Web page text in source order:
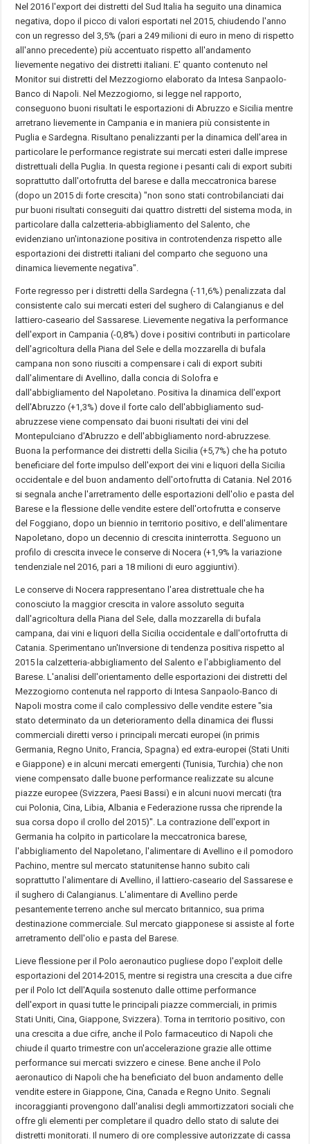
Nel 2016 l'export dei distretti del Sud Italia ha seguito una dinamica
negativa, dopo il picco di valori esportati nel 2015, chiudendo l'anno
con un regresso del 3,5% (pari a 249 milioni di euro in meno di rispetto
all'anno precedente) più accentuato rispetto all'andamento
lievemente negativo dei distretti italiani. E' quanto contenuto nel
Monitor sui distretti del Mezzogiorno elaborato da Intesa Sanpaolo-
Banco di Napoli. Nel Mezzogiorno, si legge nel rapporto,
conseguono buoni risultati le esportazioni di Abruzzo e Sicilia mentre
arretrano lievemente in Campania e in maniera più consistente in
Puglia e Sardegna. Risultano penalizzanti per la dinamica dell'area in
particolare le performance registrate sui mercati esteri dalle imprese
distrettuali della Puglia. In questa regione i pesanti cali di export subiti
soprattutto dall'ortofrutta del barese e dalla meccatronica barese
(dopo un 2015 di forte crescita) "non sono stati controbilanciati dai
pur buoni risultati conseguiti dai quattro distretti del sistema moda, in
particolare dalla calzetteria-abbigliamento del Salento, che
evidenziano un'intonazione positiva in controtendenza rispetto alle
esportazioni dei distretti italiani del comparto che seguono una
dinamica lievemente negativa".
Forte regresso per i distretti della Sardegna (-11,6%) penalizzata dal
consistente calo sui mercati esteri del sughero di Calangianus e del
lattiero-caseario del Sassarese. Lievemente negativa la performance
dell'export in Campania (-0,8%) dove i positivi contributi in particolare
dell'agricoltura della Piana del Sele e della mozzarella di bufala
campana non sono riusciti a compensare i cali di export subiti
dall'alimentare di Avellino, dalla concia di Solofra e
dall'abbigliamento del Napoletano. Positiva la dinamica dell'export
dell'Abruzzo (+1,3%) dove il forte calo dell'abbigliamento sud-
abruzzese viene compensato dai buoni risultati dei vini del
Montepulciano d'Abruzzo e dell'abbigliamento nord-abruzzese.
Buona la performance dei distretti della Sicilia (+5,7%) che ha potuto
beneficiare del forte impulso dell'export dei vini e liquori della Sicilia
occidentale e del buon andamento dell'ortofrutta di Catania. Nel 2016
si segnala anche l'arretramento delle esportazioni dell'olio e pasta del
Barese e la flessione delle vendite estere dell'ortofrutta e conserve
del Foggiano, dopo un biennio in territorio positivo, e dell'alimentare
Napoletano, dopo un decennio di crescita ininterrotta. Seguono un
profilo di crescita invece le conserve di Nocera (+1,9% la variazione
tendenziale nel 2016, pari a 18 milioni di euro aggiuntivi).
Le conserve di Nocera rappresentano l'area distrettuale che ha
conosciuto la maggior crescita in valore assoluto seguita
dall'agricoltura della Piana del Sele, dalla mozzarella di bufala
campana, dai vini e liquori della Sicilia occidentale e dall'ortofrutta di
Catania. Sperimentano un'Inversione di tendenza positiva rispetto al
2015 la calzetteria-abbigliamento del Salento e l'abbigliamento del
Barese. L'analisi dell'orientamento delle esportazioni dei distretti del
Mezzogiorno contenuta nel rapporto di Intesa Sanpaolo-Banco di
Napoli mostra come il calo complessivo delle vendite estere "sia
stato determinato da un deterioramento della dinamica dei flussi
commerciali diretti verso i principali mercati europei (in primis
Germania, Regno Unito, Francia, Spagna) ed extra-europei (Stati Uniti
e Giappone) e in alcuni mercati emergenti (Tunisia, Turchia) che non
viene compensato dalle buone performance realizzate su alcune
piazze europee (Svizzera, Paesi Bassi) e in alcuni nuovi mercati (tra
cui Polonia, Cina, Libia, Albania e Federazione russa che riprende la
sua corsa dopo il crollo del 2015)". La contrazione dell'export in
Germania ha colpito in particolare la meccatronica barese,
l'abbigliamento del Napoletano, l'alimentare di Avellino e il pomodoro
Pachino, mentre sul mercato statunitense hanno subito cali
soprattutto l'alimentare di Avellino, il lattiero-caseario del Sassarese e
il sughero di Calangianus. L'alimentare di Avellino perde
pesantemente terreno anche sul mercato britannico, sua prima
destinazione commerciale. Sul mercato giapponese si assiste al forte
arretramento dell'olio e pasta del Barese.
Lieve flessione per il Polo aeronautico pugliese dopo l'exploit delle
esportazioni del 2014-2015, mentre si registra una crescita a due cifre
per il Polo Ict dell'Aquila sostenuto dalle ottime performance
dell'export in quasi tutte le principali piazze commerciali, in primis
Stati Uniti, Cina, Giappone, Svizzera). Torna in territorio positivo, con
una crescita a due cifre, anche il Polo farmaceutico di Napoli che
chiude il quarto trimestre con un'accelerazione grazie alle ottime
performance sui mercati svizzero e cinese. Bene anche il Polo
aeronautico di Napoli che ha beneficiato del buon andamento delle
vendite estere in Giappone, Cina, Canada e Regno Unito. Segnali
incoraggianti provengono dall'analisi degli ammortizzatori sociali che
offre gli elementi per completare il quadro dello stato di salute dei
distretti monitorati. Il numero di ore complessive autorizzate di cassa